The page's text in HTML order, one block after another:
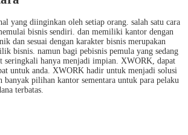
yang diinginkan oleh setiap orang. salah satu cara
bisnis sendiri. dan memiliki kantor dengan
dan sesuai dengan karakter bisnis merupakan
bisnis. namun bagi pebisnis pemula yang sedang
seringkali hanya menjadi impian. XWORK, dapat
untuk anda. XWORK hadir untuk menjadi solusi
banyak pilihan kantor sementara untuk para pelaku
terbatas.